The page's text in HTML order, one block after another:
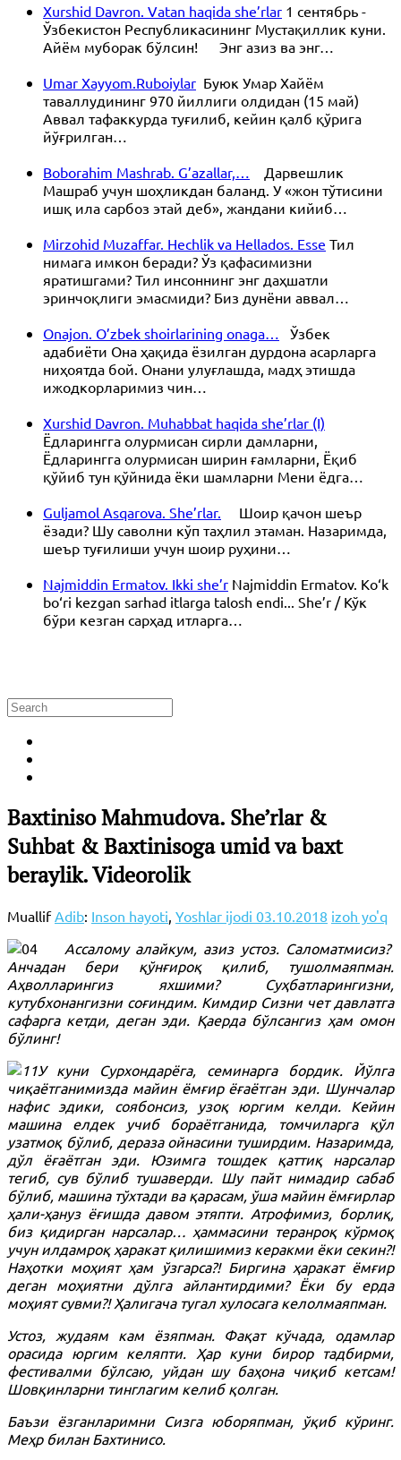
Xurshid Davron. Vatan haqida she’rlar 1 сентябрь -
Ўзбекистон Республикасининг Мустақиллик куни.
Айём муборак бўлсин! Энг азиз ва энг…
Umar Xayyom.Ruboiylar Буюк Умар Хайём
таваллудининг 970 йиллиги олдидан (15 май)
Аввал тафаккурда туғилиб, кейин қалб қўрига
йўғрилган…
Boborahim Mashrab. G’azallar,…
Дарвешлик
Машраб учун шоҳликдан баланд. У «жон тўтисини
ишқ ила сарбоз этай деб», жандани кийиб…
Mirzohid Muzaffar. Hechlik va Hellados. Esse Тил
нимага имкон беради? Ўз қафасимизни
яратишгами? Тил инсоннинг энг даҳшатли
эринчоқлиги эмасмиди? Биз дунёни аввал…
Onajon. O’zbek shoirlarining onaga…
Ўзбек
адабиёти Она ҳақида ёзилган дурдона асарларга
ниҳоятда бой. Онани улуғлашда, мадҳ этишда
ижодкорларимиз чин…
Xurshid Davron. Muhabbat haqida she’rlar (I)
Ёдларингга олурмисан сирли дамларни,
Ёдларингга олурмисан ширин ғамларни, Ёқиб
қўйиб тун қўйнида ёки шамларни Мени ёдга…
Guljamol Asqarova. She’rlar.
Шоир қачон шеър
ёзади? Шу саволни кўп таҳлил этаман. Назаримда,
шеър туғилиши учун шоир руҳини…
Najmiddin Ermatov. Ikki she’r Najmiddin Ermatov. Ko‘k
bo‘ri kezgan sarhad itlarga talosh endi... She’r / Кўк
бўри кезган сарҳад итларга…
Baxtiniso Mahmudova. She’rlar &
Suhbat & Baxtinisoga umid va baxt
beraylik. Videorolik
Muallif Adib: Inson hayoti Yoshlar ijodi 03.10.2018 izoh yo'q
Ассалому алайкум, азиз устоз. Саломатмисиз?
Анчадан бери қўнғироқ қилиб, тушолмаяпман.
Аҳволларингиз яхшими? Суҳбатларингизни,
кутубхонангизни соғиндим. Кимдир Сизни чет давлатга
сафарга кетди, деган эди. Қаерда бўлсангиз ҳам омон
бўлинг!
У куни Сурхондарёга, семинарга бордик. Йўлга
чиқаётганимизда майин ёмғир ёғаётган эди. Шунчалар
нафис эдики, соябонсиз, узоқ юргим келди. Кейин
машина елдек учиб бораётганида, томчиларга қўл
узатмоқ бўлиб, дераза ойнасини туширдим. Назаримда,
дўл ёғаётган эди. Юзимга тошдек қаттиқ нарсалар
тегиб, сув бўлиб тушаверди. Шу пайт нимадир сабаб
бўлиб, машина тўхтади ва қарасам, ўша майин ёмғирлар
ҳали-ҳануз ёғишда давом этяпти. Атрофимиз, борлиқ,
биз қидирган нарсалар… ҳаммасини теранроқ кўрмоқ
учун илдамроқ ҳаракат қилишимиз керакми ёки секин?!
Наҳотки моҳият ҳам ўзгарса?! Биргина ҳаракат ёмғир
деган моҳиятни дўлга айлантирдими? Ёки бу ерда
моҳият сувми?! Ҳалигача тугал хулосага келолмаяпман.
Устоз, жудаям кам ёзяпман. Фақат кўчада, одамлар
орасида юргим келяпти. Ҳар куни бирор тадбирми,
фестивалми бўлсаю, уйдан шу баҳона чиқиб кетсам!
Шовқинларни тинглагим келиб қолган.
Баъзи ёзганларимни Сизга юборяпман, ўқиб кўринг.
Меҳр билан Бахтинисо.